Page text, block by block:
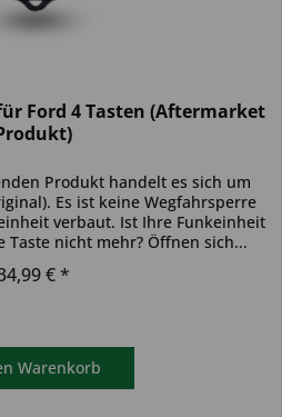
Ford 4 Tasten (Aftermarket
Produkt handelt es sich um
Es ist keine Wegfahrsperre
verbaut. Ist Ihre Funkeinheit
Taste nicht mehr? Öffnen sich...
€ *
Warenkorb